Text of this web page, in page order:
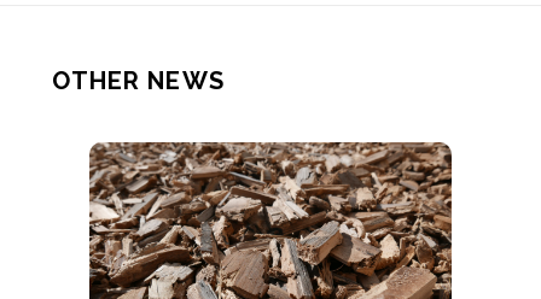
工場内緑地
雑草に関わる課題を解決
OTHER NEWS